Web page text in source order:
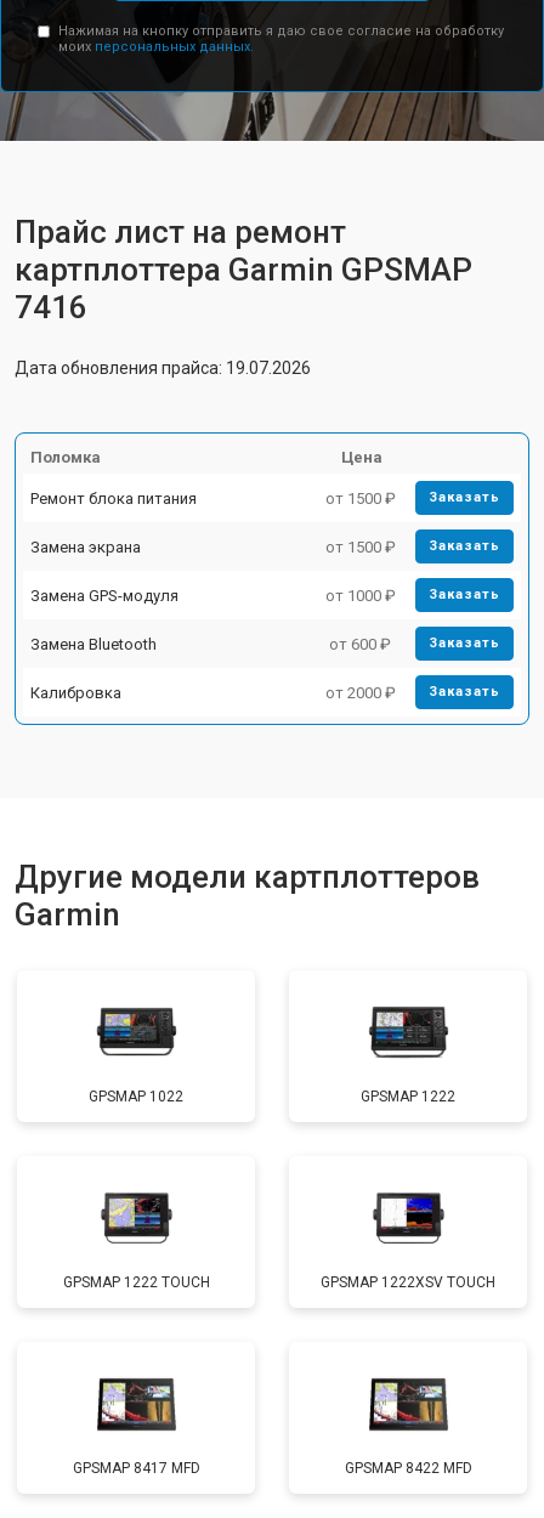
Нажимая на кнопку отправить я даю свое согласие на обработку
моих персональных данных.
Прайс лист на ремонт
картплоттера Garmin GPSMAP
7416
Дата обновления прайса: 19.07.2026
Поломка Цена
Ремонт блока питания от 1500 ₽ Заказать
Замена экрана от 1500 ₽ Заказать
Замена GPS-модуля от 1000 ₽ Заказать
Замена Bluetooth от 600 ₽ Заказать
Калибровка от 2000 ₽ Заказать
Другие модели картплоттеров
Garmin
GPSMAP 1022 GPSMAP 1222
GPSMAP 1222 TOUCH GPSMAP 1222XSV TOUCH
GPSMAP 8417 MFD GPSMAP 8422 MFD